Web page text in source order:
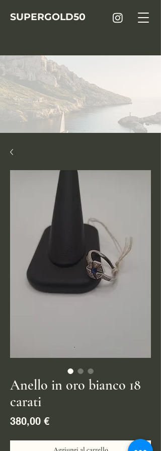
SUPERGOLD50
Anello in oro bianco 18
carati
380,00 €Prezzo